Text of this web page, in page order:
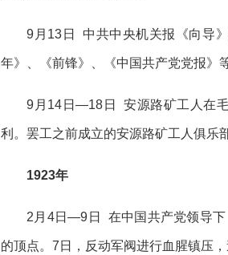
9月13日 中共中央机关报《向导
年》、《前锋》、《中国共产党党报》
9月14日—18日 安源路矿工人在
利。罢工之前成立的安源路矿工人俱乐
1923年
2月4日—9日 在中国共产党领导下
的顶点。7日，反动军阀进行血腥镇压，